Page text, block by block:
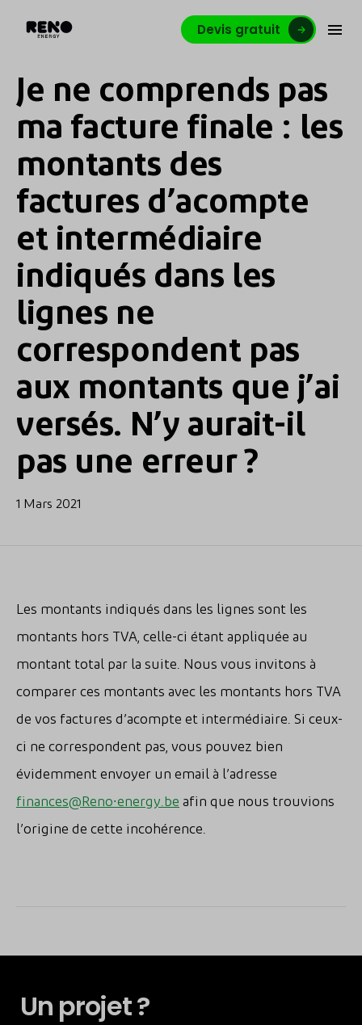
Devis gratuit
Je ne comprends pas
ma facture finale : les
montants des
factures d’acompte
et intermédiaire
indiqués dans les
lignes ne
correspondent pas
aux montants que j’ai
versés. N’y aurait-il
pas une erreur ?
1 Mars 2021
Les montants indiqués dans les lignes sont les
montants hors TVA, celle-ci étant appliquée au
montant total par la suite. Nous vous invitons à
comparer ces montants avec les montants hors TVA
de vos factures d’acompte et intermédiaire. Si ceux-
ci ne correspondent pas, vous pouvez bien
évidemment envoyer un email à l’adresse
finances@Reno⸱energy.be afin que nous trouvions
l’origine de cette incohérence.
Un projet ?